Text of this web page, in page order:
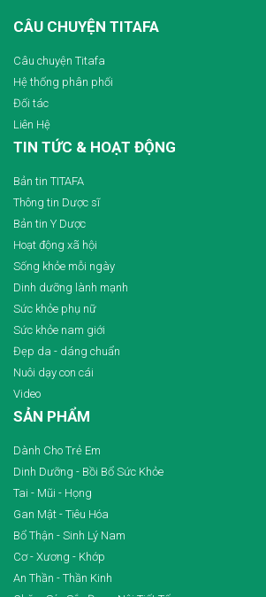
CÂU CHUYỆN TITAFA
Câu chuyện Titafa
Hệ thống phân phối
Đối tác
Liên Hệ
TIN TỨC & HOẠT ĐỘNG
Bản tin TITAFA
Thông tin Dược sĩ
Bản tin Y Dược
Hoạt động xã hội
Sống khỏe mỗi ngày
Dinh dưỡng lành mạnh
Sức khỏe phụ nữ
Sức khỏe nam giới
Đẹp da - dáng chuẩn
Nuôi dạy con cái
Video
SẢN PHẨM
Dành Cho Trẻ Em
Dinh Dưỡng - Bồi Bổ Sức Khỏe
Tai - Mũi - Họng
Gan Mật - Tiêu Hóa
Bổ Thận - Sinh Lý Nam
Cơ - Xương - Khớp
An Thần - Thần Kinh